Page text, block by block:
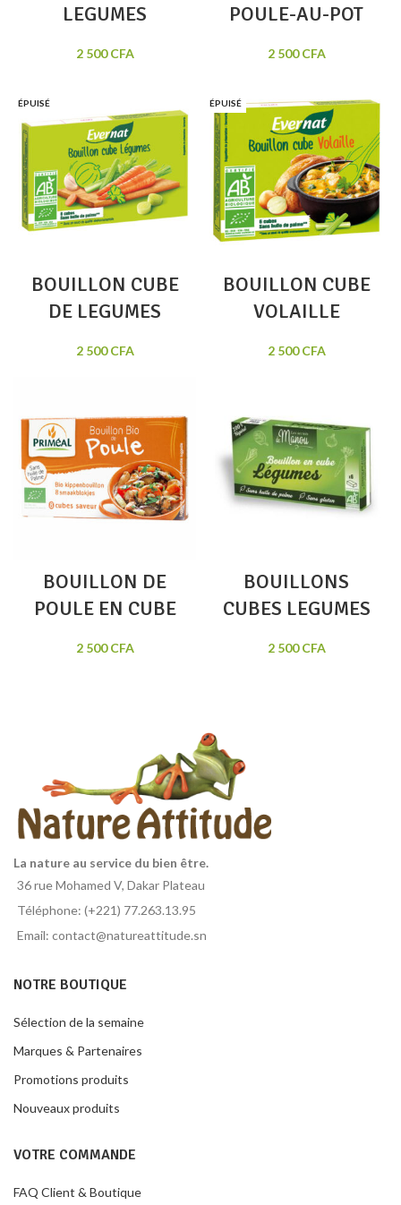
LEGUMES
2 500CFA
POULE-AU-POT
2 500CFA
ÉPUISÉ
BOUILLON CUBE
DE LEGUMES
2 500CFA
ÉPUISÉ
BOUILLON CUBE
VOLAILLE
2 500CFA
BOUILLON DE
POULE EN CUBE
2 500CFA
BOUILLONS
CUBES LEGUMES
2 500CFA
La nature au service du bien être.
36 rue Mohamed V, Dakar Plateau
Téléphone: (+221) 77.263.13.95
Email: contact@natureattitude.sn
NOTRE BOUTIQUE
Sélection de la semaine
Marques & Partenaires
Promotions produits
Nouveaux produits
VOTRE COMMANDE
FAQ Client & Boutique